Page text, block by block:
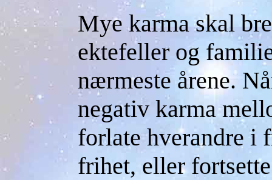
Mye karma skal
ektefeller og
nærmeste årene.
negativ karma
forlate hverandre i
frihet, eller